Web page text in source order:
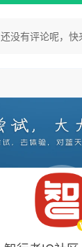
还没有评论呢，快